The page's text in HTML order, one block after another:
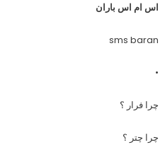
اس ام اس باران
sms baran
•
چرا فرار ؟
چرا چتر ؟